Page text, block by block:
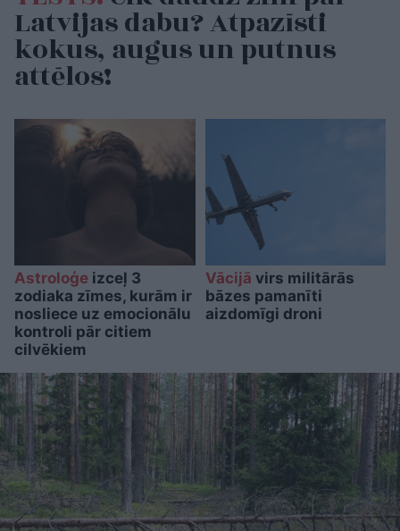
Latvijas dabu? Atpazīsti
kokus, augus un putnus
attēlos!
Astroloģe izceļ 3
zodiaka zīmes, kurām ir
nosliece uz emocionālu
kontroli pār citiem
cilvēkiem
Vācijā virs militārās
bāzes pamanīti
aizdomīgi droni